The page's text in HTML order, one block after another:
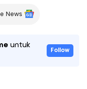
News
untuk
Follow